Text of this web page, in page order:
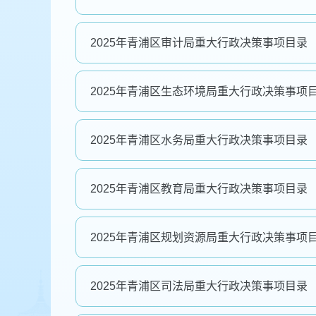
2025年青浦区审计局重大行政决策事项目录
2025年青浦区生态环境局重大行政决策事项
2025年青浦区水务局重大行政决策事项目录
2025年青浦区教育局重大行政决策事项目录
2025年青浦区规划资源局重大行政决策事项
2025年青浦区司法局重大行政决策事项目录